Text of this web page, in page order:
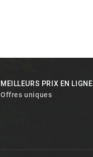
MEILLEURS PRIX EN LIGNE
Offres uniques